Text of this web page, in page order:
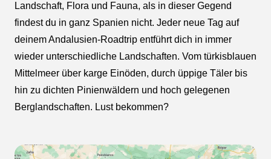
Landschaft, Flora und Fauna, als in dieser Gegend
findest du in ganz Spanien nicht. Jeder neue Tag auf
deinem Andalusien-Roadtrip entführt dich in immer
wieder unterschiedliche Landschaften. Vom türkisblauen
Mittelmeer über karge Einöden, durch üppige Täler bis
hin zu dichten Pinienwäldern und hoch gelegenen
Berglandschaften. Lust bekommen?